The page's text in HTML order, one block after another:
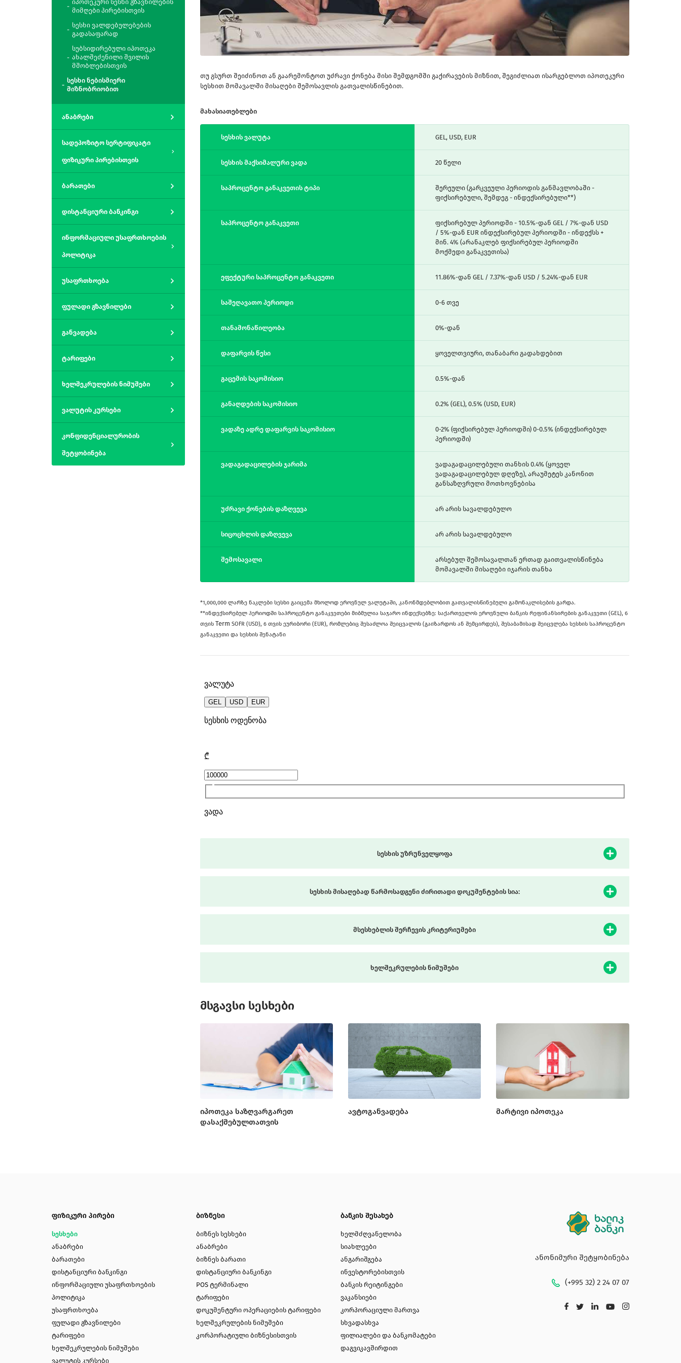
იპოთეკური სესხი გზავნილების
მიმღები პირებისთვის
სესხი ვალდებულებების
გადასაფარად
სუბსიდირებული იპოთეკა
ახალშეძენილი შვილის
მშობლებისთვის
სესხი ნებისმიერი
მიზნობრიობით
ანაბრები
სადეპოზიტო სერტიფიკატი
ფიზიკური პირებისთვის
ბარათები
დისტანციური ბანკინგი
ინფორმაციული უსაფრთხოების
პოლიტიკა
უსაფრთხოება
ფულადი გზავნილები
განვადება
ტარიფები
ხელშეკრულების ნიმუშები
ვალუტის კურსები
კონფიდენციალურობის
შეტყობინება
თუ გსურთ შეიძინოთ ან გაარემონტოთ უძრავი ქონება მისი შემდგომში გაქირავების მიზნით, შეგიძლიათ ისარგებლოთ იპოთეკური
სესხით მომავალში მისაღები შემოსავლის გათვალისწინებით.
მახასიათებლები
სესხის ვალუტა GEL, USD, EUR
სესხის მაქსიმალური ვადა 20 წელი
საპროცენტო განაკვეთის ტიპი
შერეული (გარკვეული პერიოდის განმავლობაში -
ფიქსირებული, შემდეგ - ინდექსირებული**)
საპროცენტო განაკვეთი
ფიქსირებულ პერიოდში - 10.5%-დან GEL / 7%-დან USD
/ 5%-დან EUR ინდექსირებულ პერიოდში - ინდექსს +
მინ. 4% (არანაკლებ ფიქსირებულ პერიოდში
მოქმედი განაკვეთისა)
ეფექტური საპროცენტო განაკვეთი 11.86%-დან GEL / 7.37%-დან USD / 5.24%-დან EUR
საშეღავათო პერიოდი 0-6 თვე
თანამონაწილეობა 0%-დან
დაფარვის წესი ყოველთვიური, თანაბარი გადახდებით
გაცემის საკომისიო 0.5%-დან
განაღდების საკომისიო 0.2% (GEL), 0.5% (USD, EUR)
ვადაზე ადრე დაფარვის საკომისიო
0-2% (ფიქსირებულ პერიოდში) 0-0.5% (ინდექსირებულ
პერიოდში)
ვადაგადაცილების ჯარიმა
ვადაგადაცილებული თანხის 0.4% (ყოველ
ვადაგადაცილებულ დღეზე), არაუმეტეს კანონით
განსაზღვრული მოთხოვნებისა
უძრავი ქონების დაზღვევა არ არის სავალდებულო
სიცოცხლის დაზღვევა არ არის სავალდებულო
შემოსავალი
არსებულ შემოსავალთან ერთად გაითვალისწინება
მომავალში მისაღები იჯარის თანხა
*1,000,000 ლარზე ნაკლები სესხი გაიცემა მხოლოდ ეროვნულ ვალუტაში, კანონმდებლობით გათვალისწინებული გამონაკლისების გარდა.
**ინდექსირებულ პერიოდში საპროცენტო განაკვეთები მიბმულია საჯარო ინდექსებზე: საქართველოს ეროვნული ბანკის რეფინანსირების განაკვეთი (GEL), 6
თვის Term SOFR (USD), 6 თვის ეურიბორი (EUR), რომლებიც შესაძლოა შეიცვალოს (გაიზარდოს ან შემცირდეს), შესაბამისად შეიცვლება სესხის საპროცენტო
განაკვეთი და სესხის შენატანი
სესხის უზრუნველყოფა
სესხის მისაღებად წარმოსადგენი ძირითადი დოკუმენტების სია:
მსესხებლის შერჩევის კრიტერიუმები
ხელშეკრულების ნიმუშები
მსგავსი სესხები
იპოთეკა საზღვარგარეთ
დასაქმებულთათვის
ავტოგანვადება მარტივი იპოთეკა
ფიზიკური პირები
სესხები
ანაბრები
ბარათები
დისტანციური ბანკინგი
ინფორმაციული უსაფრთხოების
პოლიტიკა
უსაფრთხოება
ფულადი გზავნილები
ტარიფები
ხელშეკრულების ნიმუშები
ვალუტის კურსები
ბიზნესი
ბიზნეს სესხები
ანაბრები
ბიზნეს ბარათი
დისტანციური ბანკინგი
POS ტერმინალი
ტარიფები
დოკუმენტური ოპერაციების ტარიფები
ხელშეკრულების ნიმუშები
კორპორატიული ბიზნესისთვის
ბანკის შესახებ
ხელმძღვანელობა
სიახლეები
ანგარიშგება
ინვესტორებისთვის
ბანკის რეიტინგები
ვაკანსიები
კორპორაციული მართვა
სხვადასხვა
ფილიალები და ბანკომატები
დაგვიკავშირდით
ანონიმური შეტყობინება
(+995 32) 2 24 07 07